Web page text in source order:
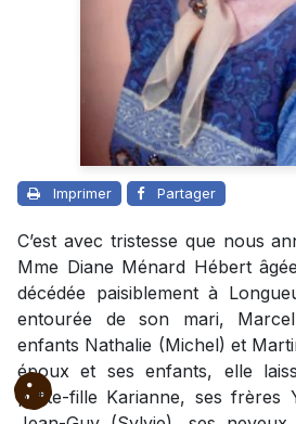
Imprimer Partager
C’est avec tristesse que nous
Mme Diane Ménard Hébert
décédée paisiblement à
entourée de son mari,
enfants Nathalie (Michel) et
époux et ses enfants, elle
petite-fille Karianne, ses frères